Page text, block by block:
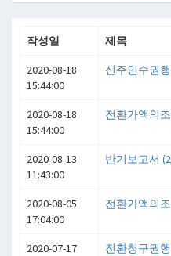
작성일 제목
2020-08-18
15:44:00
신주인수권
2020-08-18
15:44:00
전환가액의
2020-08-13
11:43:00
반기보고서
2020-08-05
17:04:00
전환가액의
2020-07-17
전환청구권